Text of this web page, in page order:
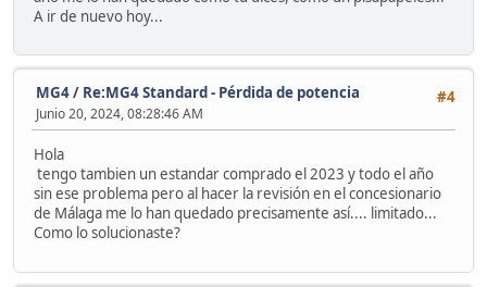
A ir de nuevo hoy...
#4
MG4/ Re:MG4 Standard - Pérdida de potencia
Junio 20, 2024, 08:28:46 AM
Hola
tengo tambien un estandar comprado el 2023 y todo el año
sin ese problema pero al hacer la revisión en el concesionario
de Málaga me lo han quedado precisamente así.... limitado...
Como lo solucionaste?